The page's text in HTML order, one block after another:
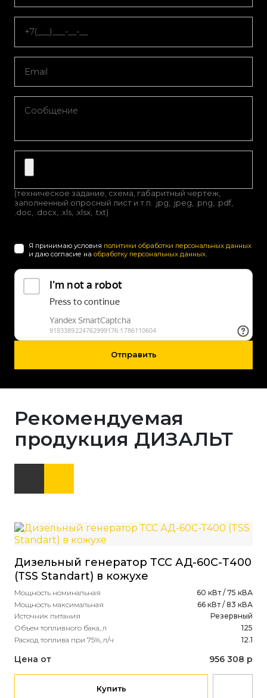
(техническое задание, схема, габаритный чертеж,
заполненный опросный лист и т.п. .jpg, .jpeg, .png, .pdf,
.doc, .docx, .xls, .xlsx, .txt)
Я принимаю условия политики обработки персональных данных
и даю согласие на обработку персональных данных.
Отправить
Рекомендуемая
продукция ДИЗАЛЬТ
Дизельный генератор ТСС АД-60С-Т400
(TSS Standart) в кожухе
Мощность номинальная
60 кВт / 75 кВА
Мощность максимальная
66 кВт / 83 кВА
Источник питания
Резервный
Объем топливного бака, л
125
Расход топлива при 75%, л/ч
12.1
Цена от 956 308 р
Купить